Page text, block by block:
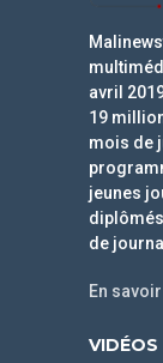
avril
19
mois de
jeunes
de
En
VIDÉOS